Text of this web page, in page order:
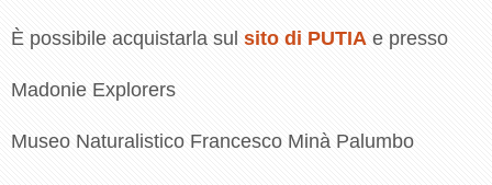
È possibile acquistarla sul sito di PUTIA e presso
Madonie Explorers
Museo Naturalistico Francesco Minà Palumbo